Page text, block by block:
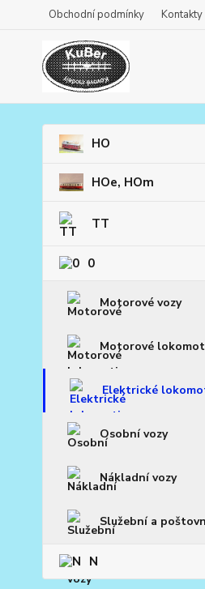
Obchodní podmínky Kontakty
HO
HOe, HOm
TT
0
Motorové vozy
Motorové
Elektrické
Osobní vozy
Nákladní vozy
Služební a
N